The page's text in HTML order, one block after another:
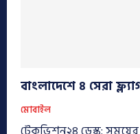
বাংলাদেশে ৪ সেরা
মোবাইল